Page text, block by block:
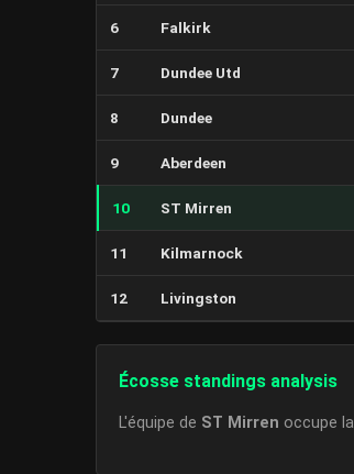
6 Falkirk
7 Dundee Utd
8 Dundee
9 Aberdeen
10 ST Mirren
11 Kilmarnock
12 Livingston
Écosse standings analysis
L'équipe de ST Mirren occupe la